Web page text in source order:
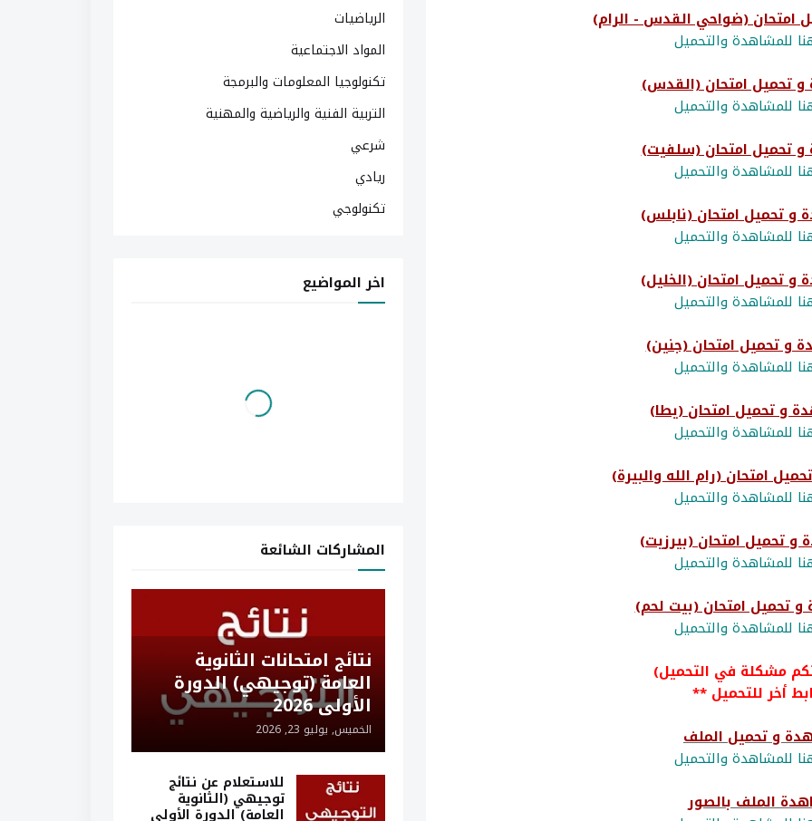
للمشاهدة والتحميل
للمشاهدة والتحميل
للمشاهدة والتحميل
للمشاهدة والتحميل
للمشاهدة والتحميل
للمشاهدة والتحميل
للمشاهدة والتحميل
للمشاهدة والتحميل
للمشاهدة والتحميل
للمشاهدة والتحميل
مشكلة في التحميل)
أخر للتحميل **
و تحميل الملف
للمشاهدة والتحميل
الملف بالصور
الرياضيات
المواد الاجتماعية
تكنولوجيا المعلومات والبرمجة
التربية الفنية والرياضية والمهنية
شرعي
ريادي
تكنولوجي
اخر المواضيع
المشاركات الشائعة
نتائج امتحانات الثانوية
العامة (توجيهي) الدورة
الأولى 2026
الخميس, يوليو 23, 2026
للاستعلام عن نتائج
توجيهي (الثانوية
العامة) الدورة الأولى